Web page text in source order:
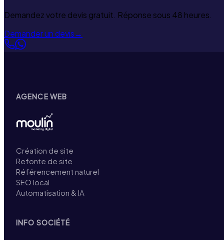
Demandez votre devis gratuit. Réponse sous 48 heures.
Demander un devis→
AGENCE WEB
Création de site
Refonte de site
Référencement naturel
SEO local
Automatisation & IA
INFO SOCIÉTÉ